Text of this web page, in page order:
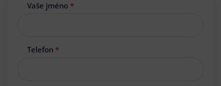
Vaše jméno *
Telefon *